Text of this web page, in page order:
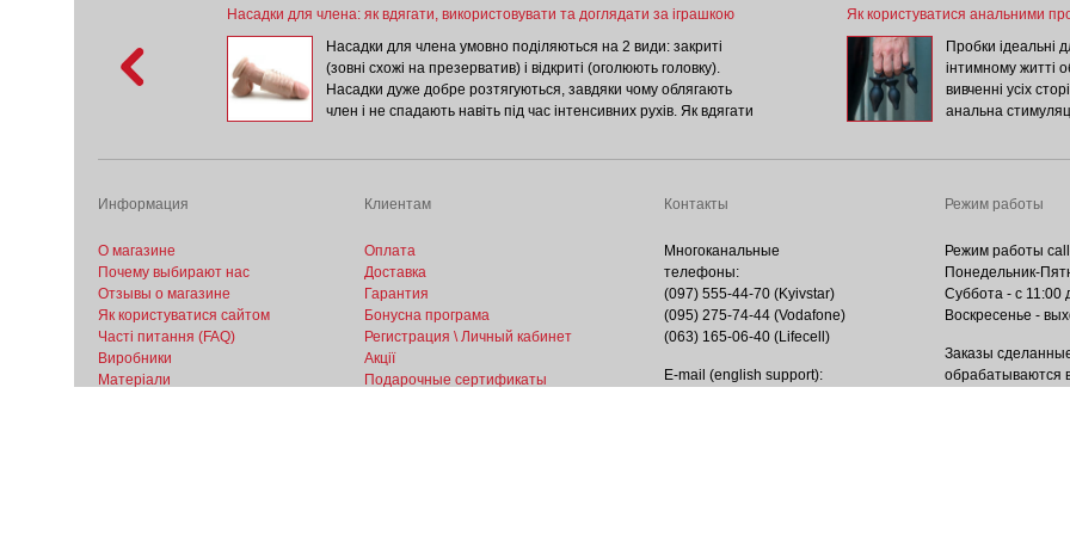
ваші ласки, то немає
Але перед тим як брати
для масажу, потрібно знати,
для підтримки шкіри гладкою і
Насадки для члена: як вдягати, використовувати та доглядати за іграшкою
Насадки для члена умовно поділяються на 2 види: закриті
(зовні схожі на презерватив) і відкриті (оголюють головку).
Насадки дуже добре розтягуються, завдяки чому облягають
член і не спадають навіть під час інтенсивних рухів. Як вдягати
насадок надягають двома способами.
Як користуватися анальними
Пробки ідеальні
інтимному житті
вивченні усіх
анальна
оргазмічною
Информация
О магазине
Почему выбирают нас
Отзывы о магазине
Як користуватися сайтом
Часті питання (FAQ)
Виробники
Матеріали
Клиентам
Оплата
Доставка
Гарантия
Бонусна програма
Регистрация \ Личный кабинет
Акції
Подарочные сертификаты
Контакты
Многоканальные
телефоны:
(097) 555-44-70 (Kyivstar)
(095) 275-74-44 (Vodafone)
(063) 165-06-40 (Lifecell)
E-mail (english support):
Режим работы
Режим работы
Понедельник-
Суббота - с 11:00
Воскресенье -
Заказы
обрабатываются